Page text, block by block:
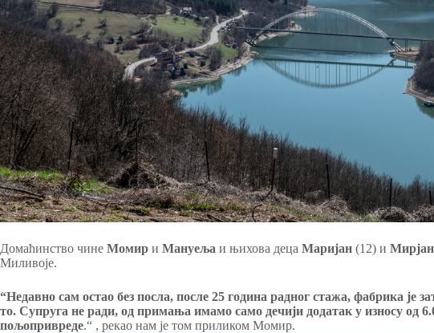
Домаћинство чине Момир и Мануеља и њихова деца Маријан (12) и
Миливоје.
“Недавно сам остао без посла, после 25 година радног стажа, фабрика је
то. Супруга не ради, од примања имамо само дечији додатак у износу од
пољопривреде.“ , рекао нам је том приликом Момир.